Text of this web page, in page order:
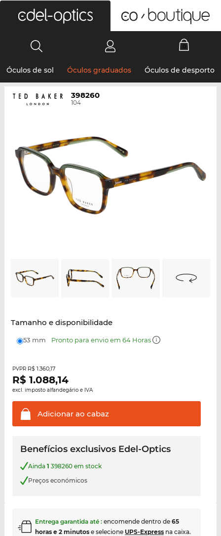
Óculos de sol Óculos graduados Óculos de desporto
398260
104
Tamanho e disponibilidade
53 mm Pronto para envio em 64 Horas
PVPR R$ 1.360,17
R$ 1.088,14
excl. imposto alfandegário e IVA
Adicionar ao cabaz
Benefícios exclusivos Edel-Optics
Ainda 1 398260 em stock
Preços económicos
Entrega garantida até : encomende dentro de 65
horas e 2 minutose selecione UPS-Expressna caixa.